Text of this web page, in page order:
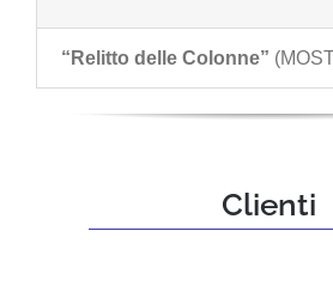
“Relitto delle Colonne”
Clienti